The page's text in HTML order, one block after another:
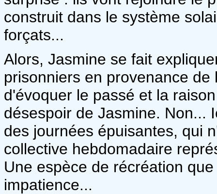
construit dans le système
forçats...
Alors, Jasmine se fait
prisonniers en provenance
d'évoquer le passé et la
désespoir de Jasmine. Non...
des journées épuisantes, qui
collective hebdomadaire
Une espèce de récréation
impatience...